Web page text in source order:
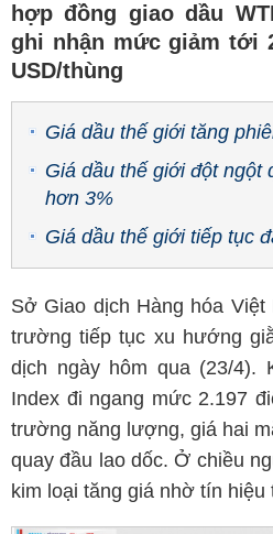
hợp đồng giao dầu
ghi nhận mức giảm tới
USD/thùng
Giá dầu thế giới tăng
Giá dầu thế giới đột ngột
hơn 3%
Giá dầu thế giới tiếp tục
Sở Giao dịch Hàng hóa Việt
trường tiếp tục xu hướng
dịch ngày hôm qua (23/4).
Index đi ngang mức 2.197
trường năng lượng, giá hai
quay đầu lao dốc. Ở chiều
kim loại tăng giá nhờ tín